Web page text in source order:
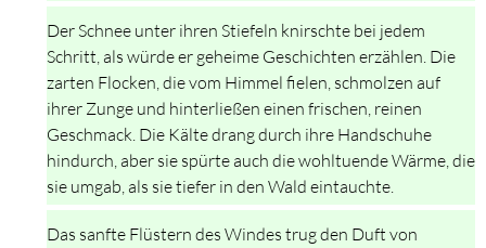
Der Schnee unter ihren Stiefeln knirschte bei jedem
Schritt, als würde er geheime Geschichten erzählen. Die
zarten Flocken, die vom Himmel fielen, schmolzen auf
ihrer Zunge und hinterließen einen frischen, reinen
Geschmack. Die Kälte drang durch ihre Handschuhe
hindurch, aber sie spürte auch die wohltuende Wärme, die
sie umgab, als sie tiefer in den Wald eintauchte.
Das sanfte Flüstern des Windes trug den Duft von